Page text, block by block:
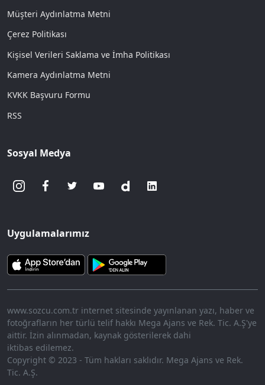
Müşteri Aydınlatma Metni
Çerez Politikası
Kişisel Verileri Saklama ve İmha Politikası
Kamera Aydınlatma Metni
KVKK Başvuru Formu
RSS
Sosyal Medya
Uygulamalarımız
www.sozcu.com.tr internet sitesinde yayınlanan yazı, haber ve
fotoğrafların her türlü telif hakkı Mega Ajans ve Rek. Tic. A.Ş'ye
aittir. İzin alınmadan, kaynak gösterilerek dahi
iktibas edilemez.
Copyright © 2023 - Tüm hakları saklıdır. Mega Ajans ve Rek.
Tic. A.Ş.